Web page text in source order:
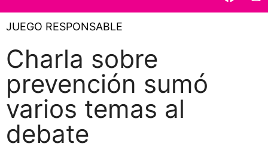
JUEGO RESPONSABLE
Charla sobre
prevención sumó
varios temas al
debate